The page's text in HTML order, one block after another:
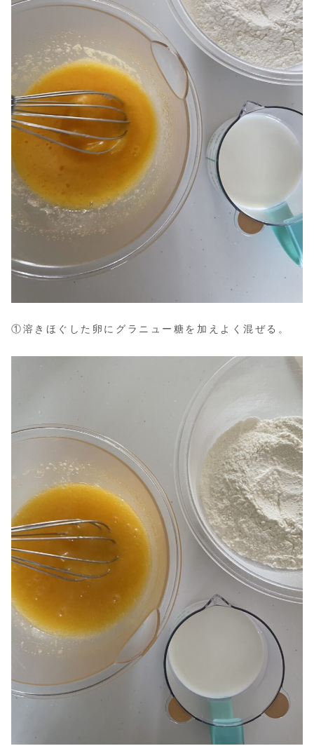
①溶きほぐした卵にグラニュー糖を加えよく混ぜる。